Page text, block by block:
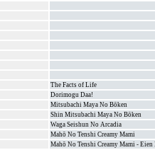
The Facts of Life
Dorimogu Daa!
Mitsubachi Maya No Bōken
Shin Mitsubachi Maya No Bōken
Waga Seishun No Arcadia
Mahō No Tenshi Creamy Mami
Mahō No Tenshi Creamy Mami - Eien